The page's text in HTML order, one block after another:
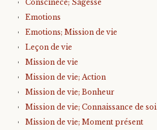
Conscinece; Sagesse
Emotions
Emotions; Mission de vie
Leçon de vie
Mission de vie
Mission de vie; Action
Mission de vie; Bonheur
Mission de vie; Connaissance de soi
Mission de vie; Moment présent